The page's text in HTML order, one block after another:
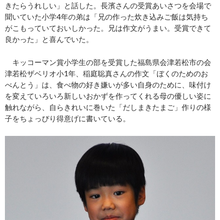
きたらうれしい」と話した。長濱さんの受賞あいさつを会場で
聞いていた小学4年の弟は「兄の作った炊き込みご飯は気持ち
がこもっていておいしかった。兄は作文がうまい。受賞できて
良かった」と喜んでいた。
キッコーマン賞小学生の部を受賞した福島県会津若松市の会
津若松ザベリオ小1年、稲庭聡真さんの作文「ぼくのためのお
べんとう」は、食べ物の好き嫌いが多い自身のために、味付け
を変えていろいろ新しいおかずを作ってくれる母の優しい姿に
触れながら、自らきれいに巻いた「だしまきたまご」作りの様
子をちょっぴり得意げに書いている。